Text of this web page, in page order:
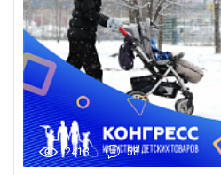
2413 58